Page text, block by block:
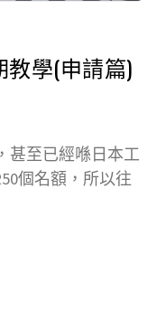
學(申請篇)
甚至已經喺日本工
個名額，所以往